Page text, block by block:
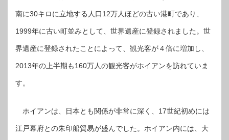
南に30キロに立地する人口12万人ほどの古い港町であり、
1999年に古い町並みとして、世界遺産に登録されました。世
界遺産に登録されたことによって、観光客が４倍に増加し、
2013年の上半期も160万人の観光客がホイアンを訪れていま
す。
ホイアンは、日本とも関係が非常に深く、 17世紀初めには
江戸幕府との朱印船貿易が盛んでした。ホイアン内には、大